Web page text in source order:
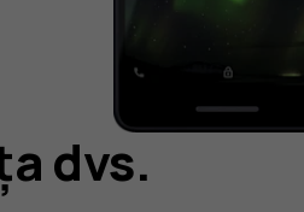
dvs.